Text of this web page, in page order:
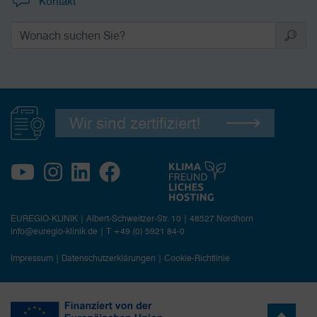
Wir sind zertifiziert!
EUREGIO-KLINIK | Albert-Schweitzer-Str. 10 | 48527 Nordhorn
info@euregio-klinik.de | T +49 (0) 5921 84-0
Impressum | Datenschutzerklärungen | Cookie-Richtlinie